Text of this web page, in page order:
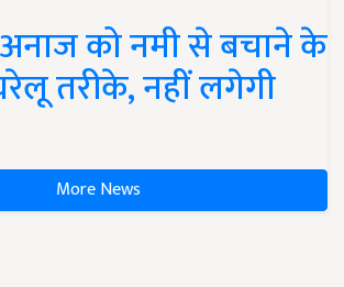
को नमी से बचाने के
तरीके, नहीं लगेगी
More News